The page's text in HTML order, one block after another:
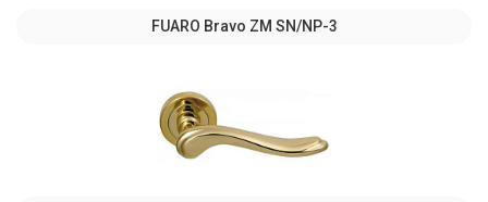
FUARO Bravo ZM SN/NP-3